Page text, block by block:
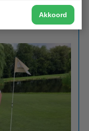
Akkoord
dit prachtige